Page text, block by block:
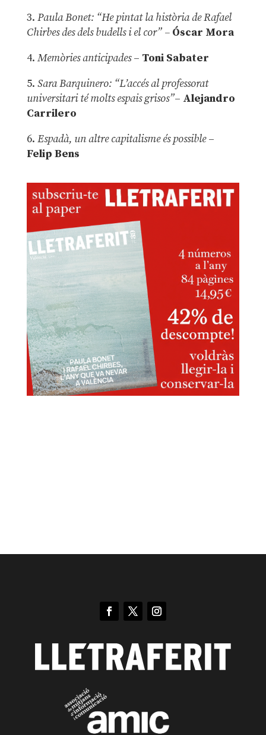
3. Paula Bonet: “He pintat la història de Rafael
Chirbes des dels budells i el cor” –Óscar Mora
4. Memòries anticipades– Toni Sabater
5. Sara Barquinero: “L’accés al professorat
universitari té molts espais grisos”– Alejandro
Carrilero
6. Espadà, un altre capitalisme és possible –
Felip Bens